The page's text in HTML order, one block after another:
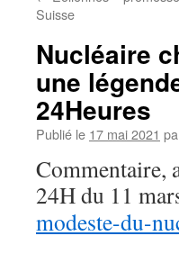
Suisse
Nucléaire
une
24Heures
Publié le 17 mai 2021
Commentaire,
24H du 11
modeste-du-